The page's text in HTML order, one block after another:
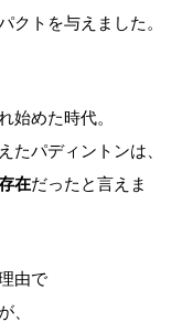
クトを与えました。
始めた時代。
たパディントンは、
在だったと言えま
由で
、